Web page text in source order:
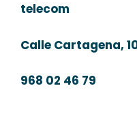
telecom
Calle Cartagena,
968 02 46 79